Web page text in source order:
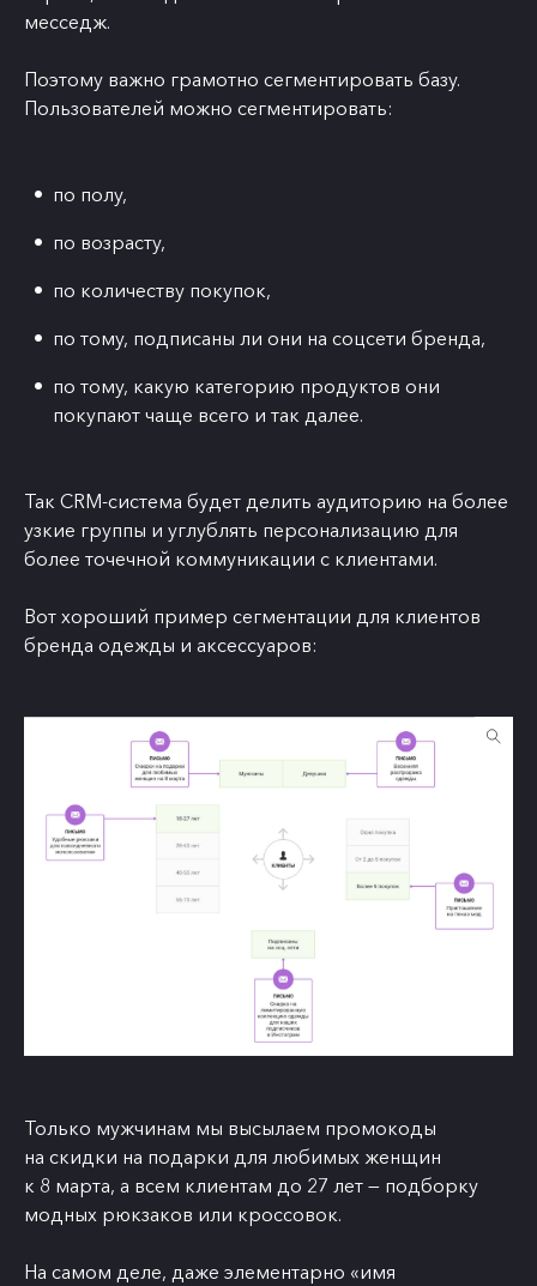
месседж.
Поэтому важно грамотно сегментировать базу.
Пользователей можно сегментировать:
по полу,
по возрасту,
по количеству покупок,
по тому, подписаны ли они на соцсети бренда,
по тому, какую категорию продуктов они
покупают чаще всего и так далее.
Так CRM-система будет делить аудиторию на более
узкие группы и углублять персонализацию для
более точечной коммуникации с клиентами.
Вот хороший пример сегментации для клиентов
бренда одежды и аксессуаров:
Только мужчинам мы высылаем промокоды
на скидки на подарки для любимых женщин
к 8 марта, а всем клиентам до 27 лет — подборку
модных рюкзаков или кроссовок.
На самом деле, даже элементарно «имя